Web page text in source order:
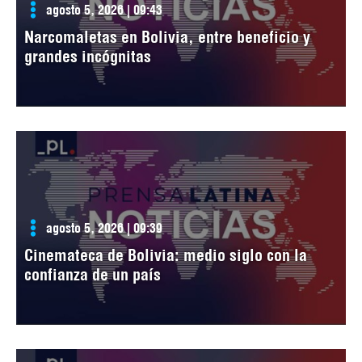
agosto 5, 2026 | 09:43
Narcomaletas en Bolivia, entre beneficio y
grandes incógnitas
agosto 5, 2026 | 09:39
Cinemateca de Bolivia: medio siglo con la
confianza de un país